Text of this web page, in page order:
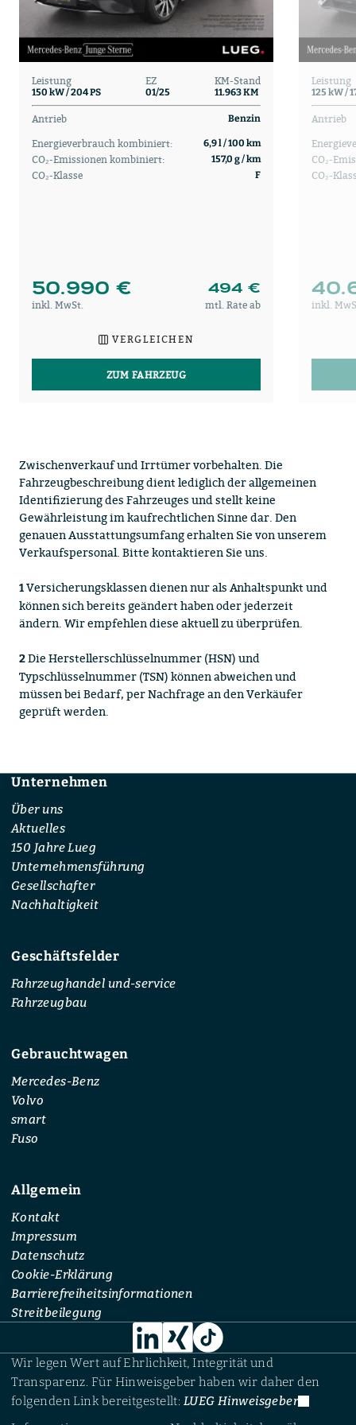
Leistung
150 kW / 204 PS
EZ
01/25
KM-Stand
11.963 KM
Antrieb Benzin
Energieverbrauch kombiniert: 6,9 l / 100 km
CO₂-Emissionen kombiniert: 157,0 g / km
CO₂-Klasse F
50.990 € 494 €
inkl. MwSt. mtl. Rate ab
VERGLEICHEN
ZUM FAHRZEUG
Leistung
125 kW /
Antrieb
CO₂-
CO₂-
inkl.
Zwischenverkauf und Irrtümer vorbehalten. Die
Fahrzeugbeschreibung dient lediglich der allgemeinen
Identifizierung des Fahrzeuges und stellt keine
Gewährleistung im kaufrechtlichen Sinne dar. Den
genauen Ausstattungsumfang erhalten Sie von unserem
Verkaufspersonal. Bitte kontaktieren Sie uns.
1Versicherungsklassen dienen nur als Anhaltspunkt und
können sich bereits geändert haben oder jederzeit
ändern. Wir empfehlen diese aktuell zu überprüfen.
2Die Herstellerschlüsselnummer (HSN) und
Typschlüsselnummer (TSN) können abweichen und
müssen bei Bedarf, per Nachfrage an den Verkäufer
geprüft werden.
Footer
Unternehmen
Über uns
Aktuelles
150 Jahre Lueg
Unternehmensführung
Gesellschafter
Nachhaltigkeit
Geschäftsfelder
Fahrzeughandel und-service
Fahrzeugbau
Gebrauchtwagen
Mercedes-Benz
Volvo
smart
Fuso
Allgemein
Kontakt
Impressum
Datenschutz
Cookie-Erklärung
Barrierefreiheitsinformationen
Streitbeilegung
Wir legen Wert auf Ehrlichkeit, Integrität und
Transparenz. Für Hinweisgeber haben wir daher den
folgenden Link bereitgestellt: LUEG Hinweisgeber